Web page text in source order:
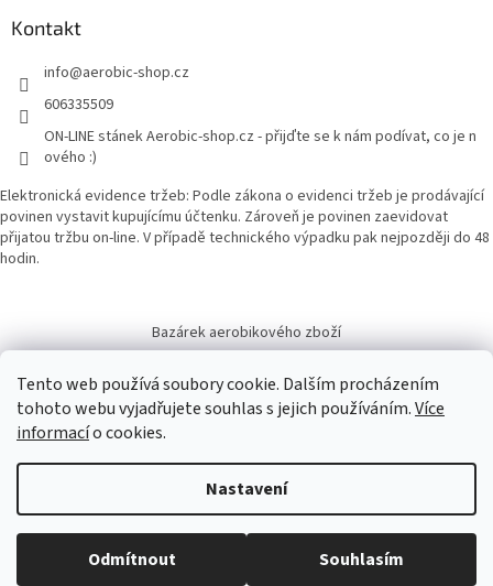
Tento web používá soubory cookie. Dalším procházením
tohoto webu vyjadřujete souhlas s jejich používáním.Více
informacío cookies.
Nastavení
Odmítnout Souhlasím
Kontakt
info@aerobic-shop.cz
606335509
ON-LINE stánek Aerobic-shop.cz - přijďte se k nám podívat, co je n
ového :)
Elektronická evidence tržeb: Podle zákona o evidenci tržeb je prodávající
povinen vystavit kupujícímu účtenku. Zároveň je povinen zaevidovat
přijatou tržbu on-line. V případě technického výpadku pak nejpozději do 48
hodin.
Bazárek aerobikového zboží
Copyright 2026Aerobic-shop.cz. Všechna práva vyhrazena.Upravit